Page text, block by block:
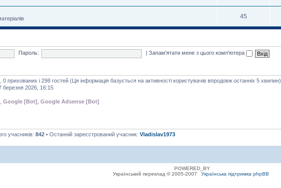
45
Пароль: |Запам'ятати мене з цього комп'ютера
прихованих і 298 гостей (Ця інформація базується на активності користувачів впродовж останніх 5 хвилин)
березня 2026, 16:15
Google [Bot] Google Adsense [Bot]
учасників: 842 • Останній зареєстрований учасник: Vladislav1973
POWERED_BY
Український переклад © 2005-2007
Українська підтримка phpBB